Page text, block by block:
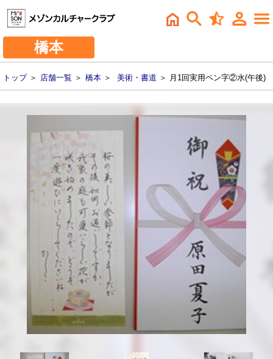
橋本
トップ＞ 店舗一覧 ＞ 橋本 ＞ 美術・書道 ＞ 月1回実用ペン字②水(午後)